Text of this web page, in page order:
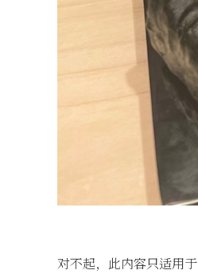
对不起，此内容只适用于